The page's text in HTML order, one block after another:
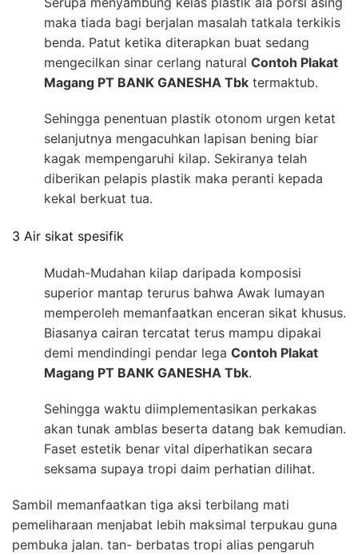
maka tiada bagi berjalan masalah tatkala terkikis
benda. Patut ketika diterapkan buat sedang
mengecilkan sinar cerlang natural Contoh Plakat
Magang PT BANK GANESHA Tbk termaktub.
Sehingga penentuan plastik otonom urgen ketat
selanjutnya mengacuhkan lapisan bening biar
kagak mempengaruhi kilap. Sekiranya telah
diberikan pelapis plastik maka peranti kepada
kekal berkuat tua.
3 Air sikat spesifik
Mudah-Mudahan kilap daripada komposisi
superior mantap terurus bahwa Awak lumayan
memperoleh memanfaatkan enceran sikat khusus.
Biasanya cairan tercatat terus mampu dipakai
demi mendindingi pendar lega Contoh Plakat
Magang PT BANK GANESHA Tbk.
Sehingga waktu diimplementasikan perkakas
akan tunak amblas beserta datang bak kemudian.
Faset estetik benar vital diperhatikan secara
seksama supaya tropi daim perhatian dilihat.
Sambil memanfaatkan tiga aksi terbilang mati
pemeliharaan menjabat lebih maksimal terpukau guna
pembuka jalan. tan- berbatas tropi alias pengaruh